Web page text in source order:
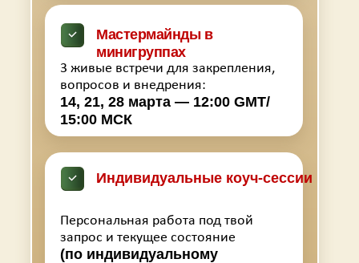
Индивидуальные коуч-сессии
Персональная работа под твой
запрос и текущее состояние
(по индивидуальному
Мастермайнды в
минигруппах
3 живые встречи для закрепления,
вопросов и внедрения:
14, 21, 28 марта — 12:00 GMT/
15:00 МСК